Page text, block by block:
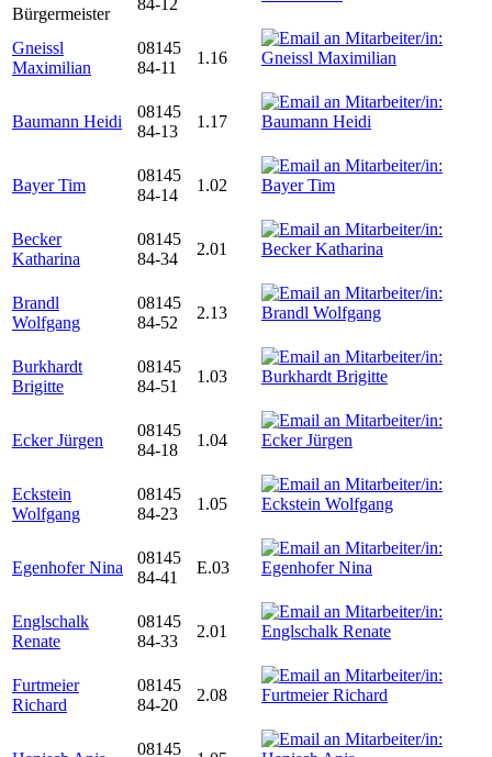
Bürgermeister
84-12
Gneissl
Maximilian
08145
84-11
1.16
Baumann Heidi
08145
84-13
1.17
Bayer Tim
08145
84-14
1.02
Becker
Katharina
08145
84-34
2.01
Brandl
Wolfgang
08145
84-52
2.13
Burkhardt
Brigitte
08145
84-51
1.03
Ecker Jürgen
08145
84-18
1.04
Eckstein
Wolfgang
08145
84-23
1.05
Egenhofer Nina
08145
84-41
E.03
Englschalk
Renate
08145
84-33
2.01
Furtmeier
Richard
08145
84-20
2.08
08145